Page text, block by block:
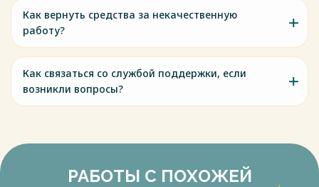
Как вернуть средства за некачественную
работу?
Как связаться со службой поддержки, если
возникли вопросы?
РАБОТЫ С ПОХОЖЕЙ